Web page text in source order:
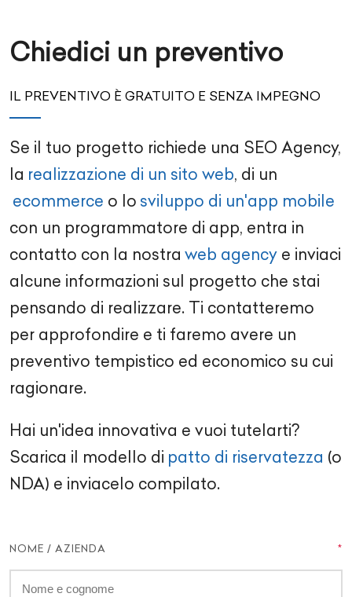
Chiedici un preventivo
IL PREVENTIVO È GRATUITO E SENZA IMPEGNO
Se il tuo progetto richiede una SEO Agency,
la realizzazione di un sito web, di un
ecommerce o lo sviluppo di un'app mobile
con un programmatore di app, entra in
contatto con la nostra web agency e inviaci
alcune informazioni sul progetto che stai
pensando di realizzare. Ti contatteremo
per approfondire e ti faremo avere un
preventivo tempistico ed economico su cui
ragionare.
Hai un'idea innovativa e vuoi tutelarti?
Scarica il modello di patto di riservatezza (o
NDA) e inviacelo compilato.
NOME / AZIENDA